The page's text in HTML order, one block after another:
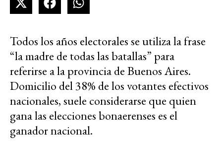
Todos los años electorales se utiliza la frase
“la madre de todas las batallas” para
referirse a la provincia de Buenos Aires.
Domicilio del 38% de los votantes efectivos
nacionales, suele considerarse que quien
gana las elecciones bonaerenses es el
ganador nacional.